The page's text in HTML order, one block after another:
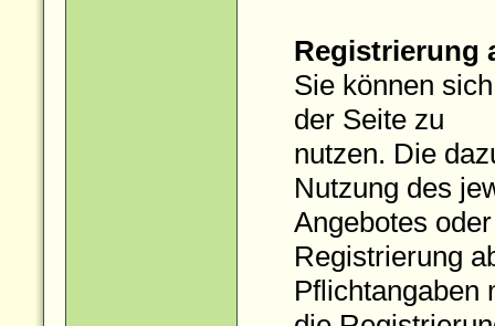
Registrierung
Sie können
der Seite zu
nutzen. Die
Nutzung des
Angebotes
Registrierung
Pflichtangaben